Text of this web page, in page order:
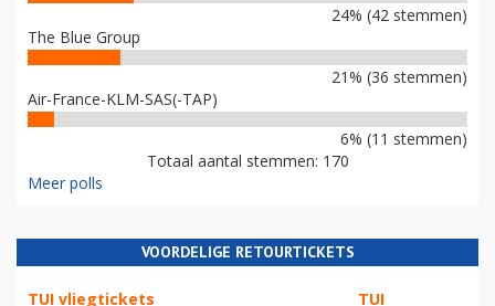
24% (42 stemmen)
The Blue Group
21% (36 stemmen)
Air-France-KLM-SAS(-TAP)
6% (11 stemmen)
Totaal aantal stemmen: 170
Meer polls
VOORDELIGE RETOURTICKETS
TUI vliegtickets TUI